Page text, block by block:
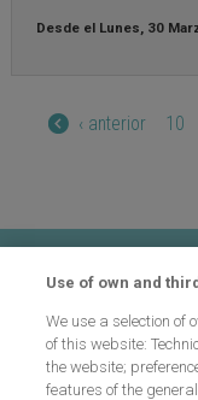
Desde el Lunes, 30
‹ anterior
10
Preguntas
Use of own and
We use a selection of
of this website:
the website;
features of the